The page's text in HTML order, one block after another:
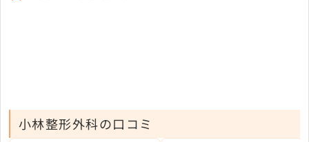
小林整形外科の口コミ